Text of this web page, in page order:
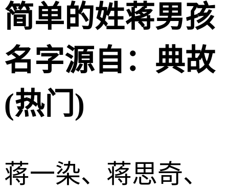
简单的姓蒋男孩
名字源自：典故
(热门)
蒋一染、蒋思奇、